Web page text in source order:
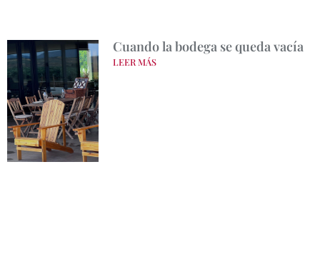
Cuando la bodega se queda vacía
LEER MÁS